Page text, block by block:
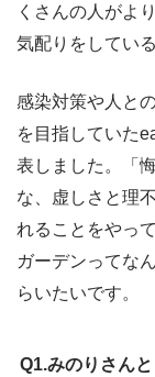
くさんの人がよ
気配りをしてい
感染対策や人と
を目指していた
表しました。「
な、虚しさと理
れることをやっ
ガーデンってな
らいたいです。
Q1.みのりさん